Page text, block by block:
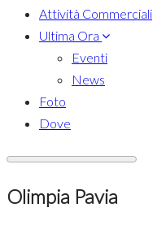
Attività Commerciali
Ultima Ora
Eventi
News
Foto
Dove
Olimpia Pavia